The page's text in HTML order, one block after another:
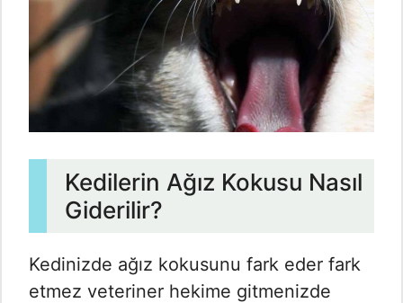
Kedilerin Ağız Kokusu Nasıl
Giderilir?
Kedinizde ağız kokusunu fark eder fark
etmez veteriner hekime gitmenizde